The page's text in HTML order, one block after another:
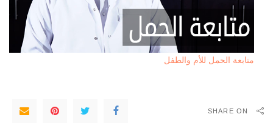
متابعة الحمل للأم والطفل
SHARE ON